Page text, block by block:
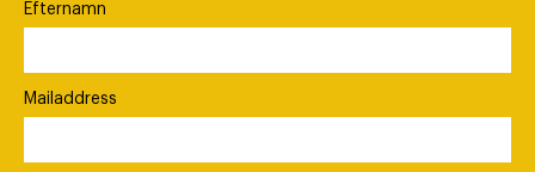
Efternamn
Mailaddress